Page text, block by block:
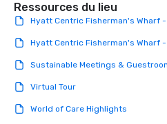
Ressources du lieu
Hyatt Centric Fisherman's Wharf
Hyatt Centric Fisherman's Wharf
Sustainable Meetings &
Virtual Tour
World of Care Highlights